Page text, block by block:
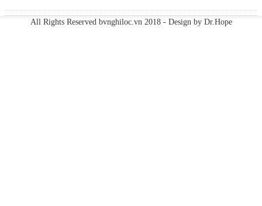
All Rights Reserved bvnghiloc.vn2018 - Design by Dr.Hope